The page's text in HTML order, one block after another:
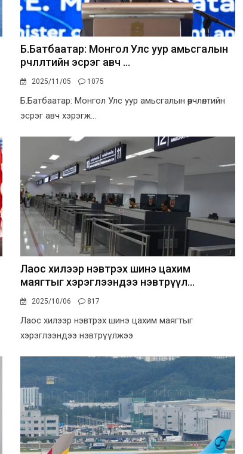
Б.Батбаатар: Монгол Улс уур амьсгалын
өөрчлөлтийн эсрэг авч ...
2025/11/05 1075
Б.Батбаатар: Монгол Улс уур амьсгалын өөрчлөлтийн
эсрэг авч хэрэгж...
Лаос хилээр нэвтрэх шинэ цахим
маягтыг хэрэглээндээ нэвтрүүл...
2025/10/06 817
Лаос хилээр нэвтрэх шинэ цахим маягтыг
хэрэглээндээ нэвтрүүлжээ